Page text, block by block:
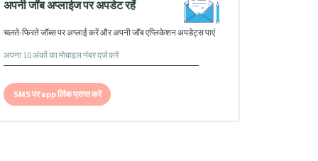
अपनी जॉब अप्लाईज पर अपडेट रहें
चलते-फिरते जॉब्स पर अप्लाई करें और अपनी जॉब एप्लिकेशन अपडेट्स पाएं
SMS पर app लिंक प्राप्त करें